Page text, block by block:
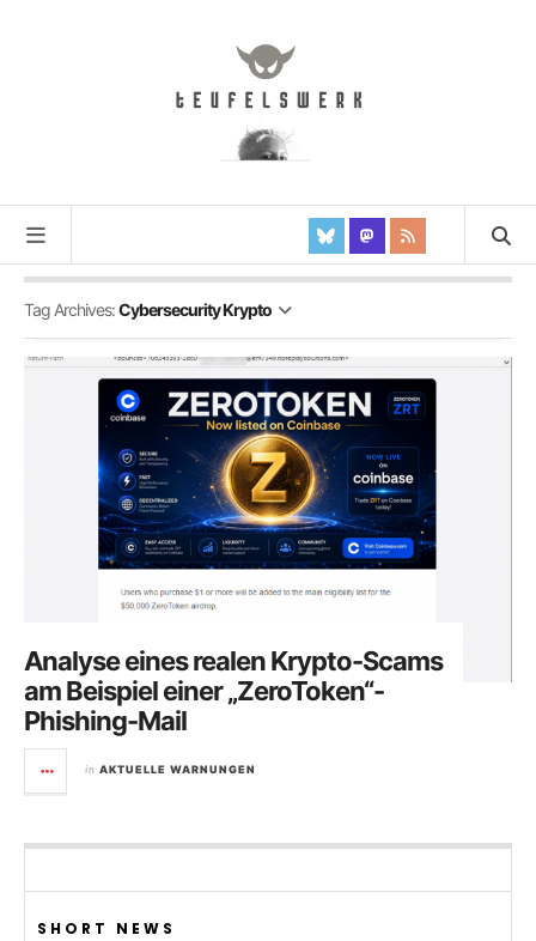
Tag Archives:Cybersecurity Krypto
Analyse eines realen Krypto-Scams
am Beispiel einer „ZeroToken“-
Phishing-Mail
in AKTUELLE WARNUNGEN
SHORT NEWS